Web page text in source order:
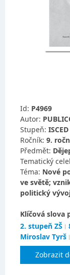
Id: P4969
Autor:
Stupeň:
Ročník: 9.
Předmět:
Tematický
Téma: Nové
ve světě;
politický
Klíčová slova
2. stupeň ZŠ
Miroslav Tyrš
Zobrazit